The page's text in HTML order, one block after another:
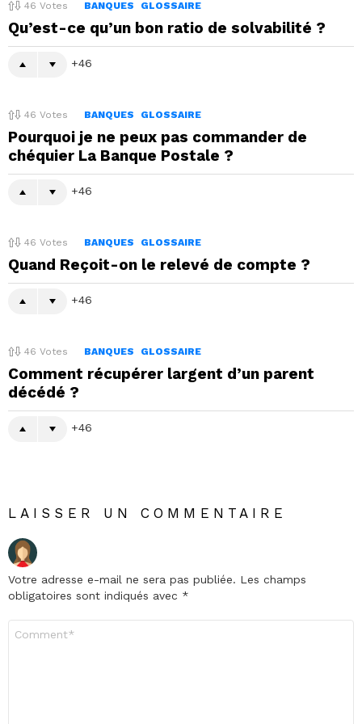
46 Votes BANQUES GLOSSAIRE
Qu’est-ce qu’un bon ratio de solvabilité ?
46
46 Votes BANQUES GLOSSAIRE
Pourquoi je ne peux pas commander de
chéquier La Banque Postale ?
46
46 Votes BANQUES GLOSSAIRE
Quand Reçoit-on le relevé de compte ?
46
46 Votes BANQUES GLOSSAIRE
Comment récupérer largent d’un parent
décédé ?
46
LAISSER UN COMMENTAIRE
Votre adresse e-mail ne sera pas publiée. Les champs
obligatoires sont indiqués avec *